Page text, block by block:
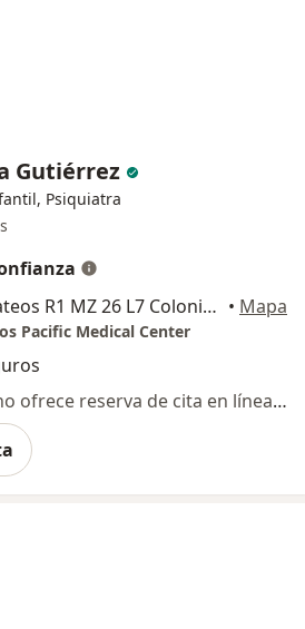
Gutiérrez
Psiquiatra
Avenida Lopez Mateos R1 MZ 26 L7 Colonia La Popular, Ecatepec de Morelos • Mapa
Pacific Medical Center
Este especialista no ofrece reserva de cita en línea en esta dirección.